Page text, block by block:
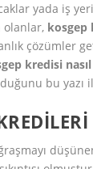
yada iş
olanlar, kosgep
çözümler
kredisi nasıl
bu yazı